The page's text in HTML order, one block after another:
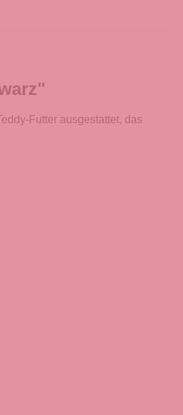
Futter ausgestattet, das